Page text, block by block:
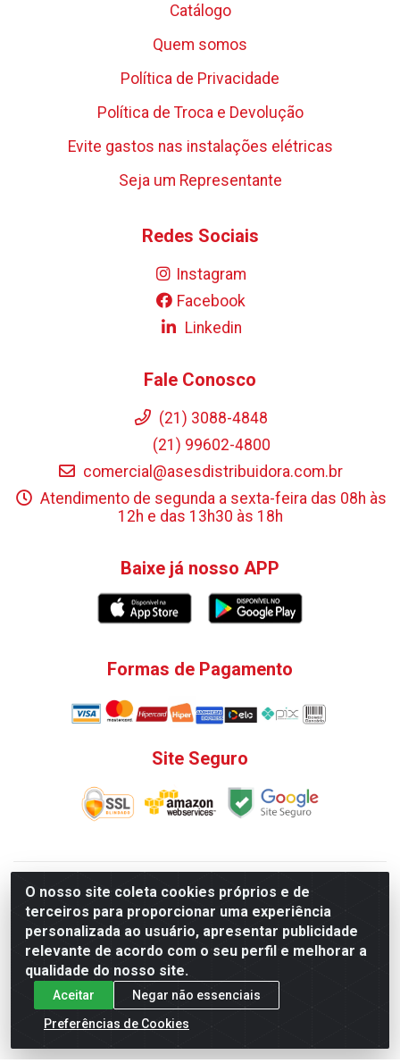
O nosso site coleta cookies próprios e de
terceiros para proporcionar uma experiência
personalizada ao usuário, apresentar publicidade
relevante de acordo com o seu perfil e melhorar a
qualidade do nosso site.
Aceitar
Negar não essenciais
Preferências de Cookies
Catálogo
Quem somos
Política de Privacidade
Política de Troca e Devolução
Evite gastos nas instalações elétricas
Seja um Representante
Redes Sociais
Instagram
Facebook
Linkedin
Fale Conosco
(21) 3088-4848
(21) 99602-4800
comercial@asesdistribuidora.com.br
Atendimento de segunda a sexta-feira das 08h às
12h e das 13h30 às 18h
Baixe já nosso APP
Formas de Pagamento
Site Seguro
V. C. Ferragens LTDA - Rua do Matoso, 132 - Praça da
Bandeira, Rio de Janeiro/ RJ - CEP 20.270-135 - CNPJ
12.324.723/0001-25
Todas as regras de promoções, descontos, preços e prazos
de pagamento e entrega expostos aqui são válidos apenas
para compras via internet. Preços e estoque sujeito a
alterações sem aviso prévio.